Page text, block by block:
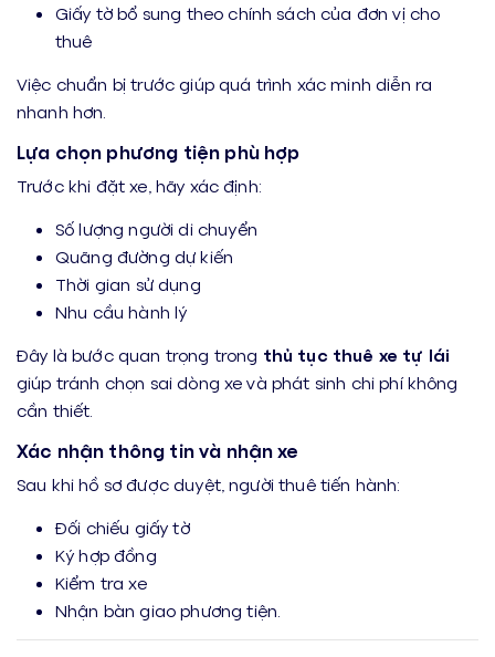
Giấy tờ bổ sung theo chính sách của đơn vị cho
thuê
Việc chuẩn bị trước giúp quá trình xác minh diễn ra
nhanh hơn.
Lựa chọn phương tiện phù hợp
Trước khi đặt xe, hãy xác định:
Số lượng người di chuyển
Quãng đường dự kiến
Thời gian sử dụng
Nhu cầu hành lý
Đây là bước quan trọng trong thủ tục thuê xe tự lái
giúp tránh chọn sai dòng xe và phát sinh chi phí không
cần thiết.
Xác nhận thông tin và nhận xe
Sau khi hồ sơ được duyệt, người thuê tiến hành:
Đối chiếu giấy tờ
Ký hợp đồng
Kiểm tra xe
Nhận bàn giao phương tiện.